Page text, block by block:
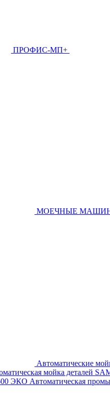
ПРОФИС-МП+
МОЕЧНЫЕ
Автоматические
мойка деталей
ЭКО Автоматическая